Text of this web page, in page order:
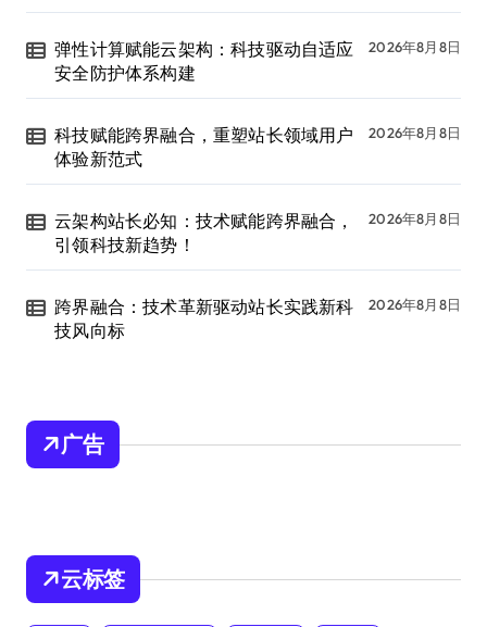
弹性计算赋能云架构：科技驱动自适应
安全防护体系构建
2026年8月8日
科技赋能跨界融合，重塑站长领域用户
体验新范式
2026年8月8日
云架构站长必知：技术赋能跨界融合，
引领科技新趋势！
2026年8月8日
跨界融合：技术革新驱动站长实践新科
技风向标
2026年8月8日
广告
云标签